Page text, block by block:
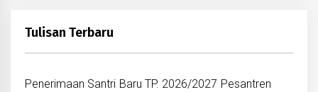
Tulisan Terbaru
Penerimaan Santri Baru TP. 2026/2027 Pesantren